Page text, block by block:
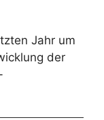
Jahr um
der